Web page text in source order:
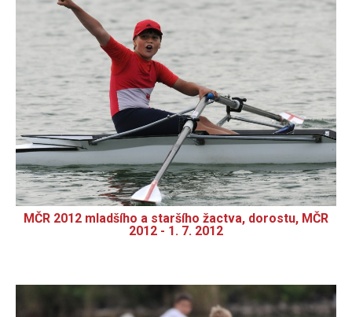
MČR 2012 mladšího a staršího žactva, dorostu, MČR
2012 - 1. 7. 2012